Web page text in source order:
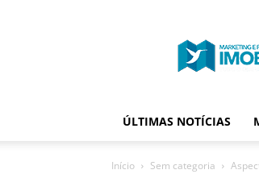
ÚLTIMAS NOTÍCIAS
Início Sem categoria